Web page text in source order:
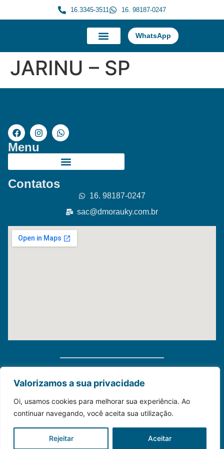
Valorizamos a sua privacidade
Oi, usamos cookies para melhorar sua experiência. Ao
continuar navegando, você aceita sua utilização.
Rejeitar Aceitar
16.3345-3511 16. 98187-0247
WhatsApp
JARINU – SP
Menu
Contatos
16. 98187-0247
sac@dmorauky.com.br
Distribuidora Morauky 2025. Todos Os Direitos